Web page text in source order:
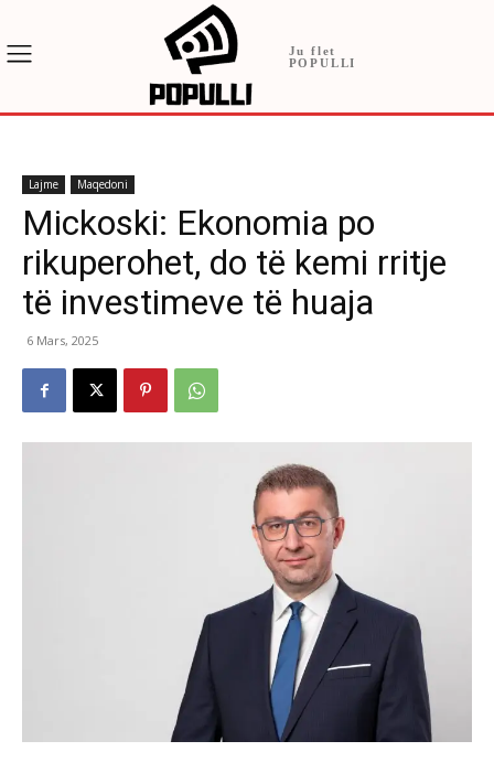
Ju flet
POPULLI
Lajme Maqedoni
Mickoski: Ekonomia po
rikuperohet, do të kemi rritje
të investimeve të huaja
6 Mars, 2025